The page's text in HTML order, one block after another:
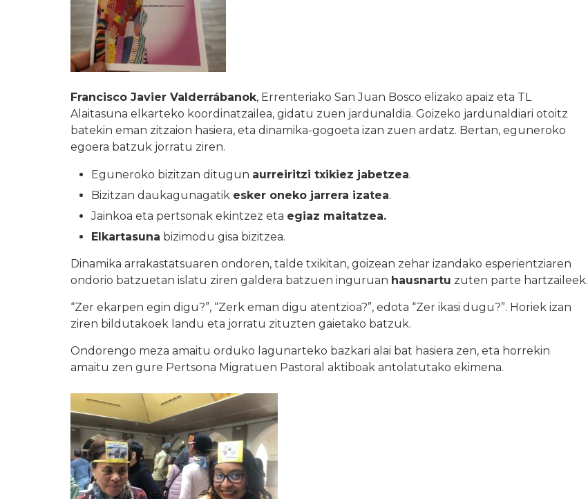
Francisco Javier Valderrábanok, Errenteriako San Juan Bosco elizako apaiz eta TL
Alaitasuna elkarteko koordinatzailea, gidatu zuen jardunaldia. Goizeko jardunaldiari otoitz
batekin eman zitzaion hasiera, eta dinamika-gogoeta izan zuen ardatz. Bertan, eguneroko
egoera batzuk jorratu ziren.
Eguneroko bizitzan ditugun aurreiritzi txikiez jabetzea.
Bizitzan daukagunagatik esker oneko jarrera izatea.
Jainkoa eta pertsonak ekintzez eta egiaz maitatzea.
Elkartasuna bizimodu gisa bizitzea.
Dinamika arrakastatsuaren ondoren, talde txikitan, goizean zehar izandako esperientziaren
ondorio batzuetan islatu ziren galdera batzuen inguruan hausnartu zuten parte hartzaileek.
“Zer ekarpen egin digu?”, “Zerk eman digu atentzioa?”, edota “Zer ikasi dugu?”. Horiek izan
ziren bildutakoek landu eta jorratu zituzten gaietako batzuk.
Ondorengo meza amaitu orduko lagunarteko bazkari alai bat hasiera zen, eta horrekin
amaitu zen gure Pertsona Migratuen Pastoral aktiboak antolatutako ekimena.